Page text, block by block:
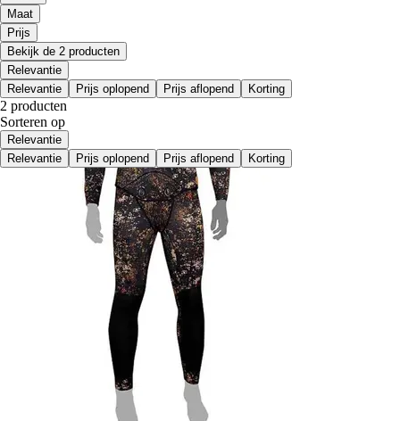
Maat
Prijs
Bekijk de 2 producten
Relevantie
Relevantie
Prijs oplopend Prijs aflopend Korting
2 producten
Sorteren op
Relevantie
Relevantie
Prijs oplopend Prijs aflopend Korting